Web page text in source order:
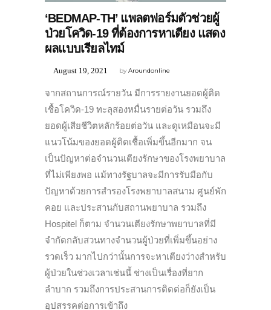
‘BEDMAP-TH’ แพลตฟอร์มตัวช่วยผู้
ป่วยโควิด-19 ที่ต้องการหาเตียง แสดง
ผลแบบเรียลไทม์
byAroundonline
August 19, 2021
จากสถานการณ์รายวัน มีการรายงานยอดผู้ติด
เชื้อโควิด-19 ทะลุสองหมื่นรายต่อวัน รวมถึง
ยอดผู้เสียชีวิตหลักร้อยต่อวัน และดูเหมือนจะมี
แนวโน้มของยอดผู้ติดเชื้อเพิ่มขึ้นอีกมาก จน
เป็นปัญหาต่อจำนวนเตียงรักษาของโรงพยาบาล
ที่ไม่เพียงพอ แม้ทางรัฐบาลจะมีการรับมือกับ
ปัญหาด้วยการสำรองโรงพยาบาลสนาม ศูนย์พัก
คอย และประสานกับสถานพยาบาล รวมถึง
Hospitel ก็ตาม จำนวนเตียงรักษาพยาบาลที่มี
จำกัดกลับสวนทางจำนวนผู้ป่วยที่เพิ่มขึ้นอย่าง
รวดเร็ว มากไปกว่านั้นการจะหาเตียงว่างสำหรับ
ผู้ป่วยในช่วงเวลาเช่นนี้ ช่างเป็นเรื่องที่ยาก
ลำบาก รวมถึงการประสานการติดต่อก็ยังเป็น
อุปสรรคต่อการเข้าถึง